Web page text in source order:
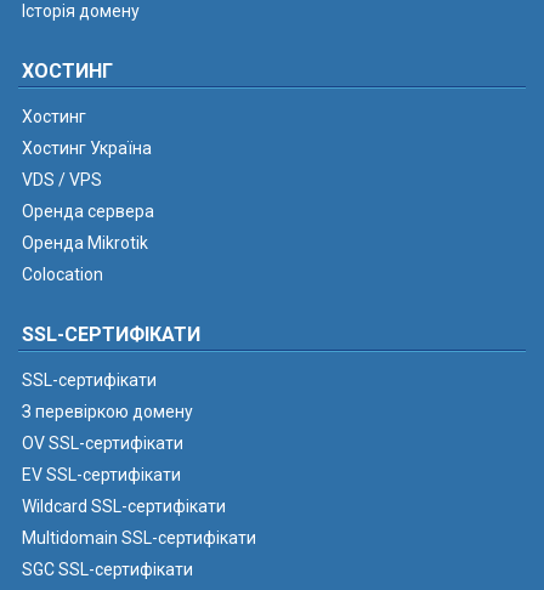
Історія домену
ХОСТИНГ
Хостинг
Хостинг Україна
VDS / VPS
Оренда сервера
Оренда Mikrotik
Colocation
SSL-СЕРТИФІКАТИ
SSL-сертифікати
З перевіркою домену
OV SSL-сертифікати
EV SSL-сертифікати
Wildcard SSL-сертифікати
Multidomain SSL-сертифікати
SGC SSL-сертифікати